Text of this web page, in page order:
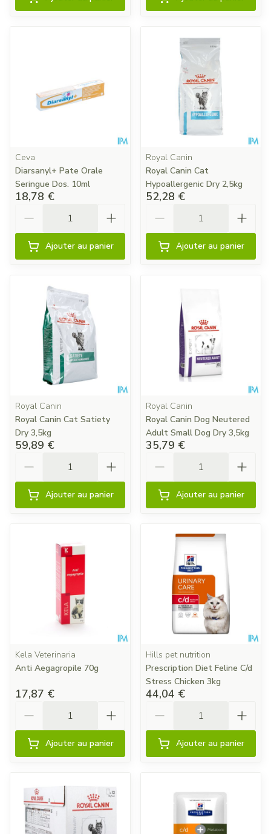
Ceva
Diarsanyl+ Pate Orale
Seringue Dos. 10ml
18,78 €
Ajouter au panier
Royal Canin
Royal Canin Cat
Hypoallergenic Dry 2,5kg
52,28 €
Ajouter au panier
Royal Canin
Royal Canin Cat Satiety
Dry 3,5kg
59,89 €
Ajouter au panier
Royal Canin
Royal Canin Dog Neutered
Adult Small Dog Dry 3,5kg
35,79 €
Ajouter au panier
Kela Veterinaria
Anti Aegagropile 70g
17,87 €
Ajouter au panier
Hills pet nutrition
Prescription Diet Feline C/d
Stress Chicken 3kg
44,04 €
Ajouter au panier